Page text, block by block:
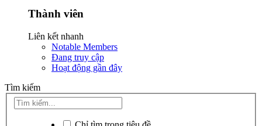
Thành viên
Liên kết nhanh
Notable Members
Đang truy cập
Hoạt động gần đây
Tìm kiếm